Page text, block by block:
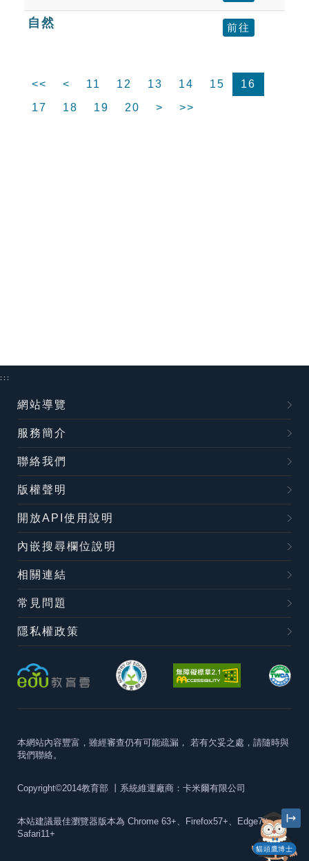
自然 前往
<< < 11 12 13 14 15
16
17
18 19 20 > >>
貓頭鷹博士
:::
網站導覽
服務簡介
聯絡我們
版權聲明
開放API使用說明
內嵌搜尋欄位說明
相關連結
常見問題
隱私權政策
本網站內容豐富，雖經審查仍有可能疏漏， 若有欠妥之處，請隨時與
我們聯絡。
Copyright©2014教育部 丨系統維運廠商：卡米爾有限公司
本站建議最佳瀏覽器版本為 Chrome 63+、Firefox57+、Edge79+及
Safari11+